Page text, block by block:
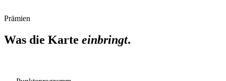
Prämien
Was die Karte einbringt.